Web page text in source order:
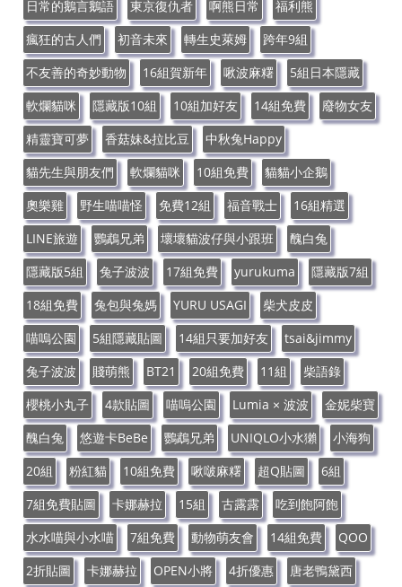
日常的鵝言鵝語
東京復仇者 啊熊日常
福利熊
瘋狂的古人們
初音未來 轉生史萊姆
跨年9組
不友善的奇妙動物
16組賀新年 啾波麻糬
5組日本隱藏
軟爛貓咪
隱藏版10組 10組加好友 14組免費
廢物女友
精靈寶可夢
香菇妹&拉比豆
中秋兔Happy
貓先生與朋友們
軟爛貓咪 10組免費
貓貓小企鵝
奧樂雞
野生喵喵怪 免費12組 福音戰士
16組精選
LINE旅遊
鸚鵡兄弟 壞壞貓波仔與小跟班
醜白兔
隱藏版5組
兔子波波 17組免費 yurukuma
隱藏版7組
18組免費
兔包與兔媽 YURU USAGI
柴犬皮皮
喵嗚公園
5組隱藏貼圖 14組只要加好友
tsai&jimmy
兔子波波
賤萌熊 BT21 20組免費 11組
柴語錄
櫻桃小丸子
4款貼圖 喵嗚公園 Lumia × 波波
金妮柴寶
醜白兔
悠遊卡BeBe 鸚鵡兄弟 UNIQLO小水獺
小海狗
20組
粉紅貓 10組免費 啾啵麻糬 超Q貼圖
6組
7組免費貼圖
卡娜赫拉 15組 古露露
吃到飽阿飽
水水喵與小水喵
7組免費 動物萌友會 14組免費
QOO
2折貼圖
卡娜赫拉 OPEN小將 4折優惠
唐老鴨黛西